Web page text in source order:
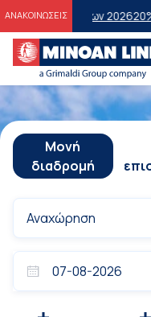
ΑΝΑΚΟΙΝΩΣΕΙΣ
202620% έκπτωση
Μονή
διαδρομή